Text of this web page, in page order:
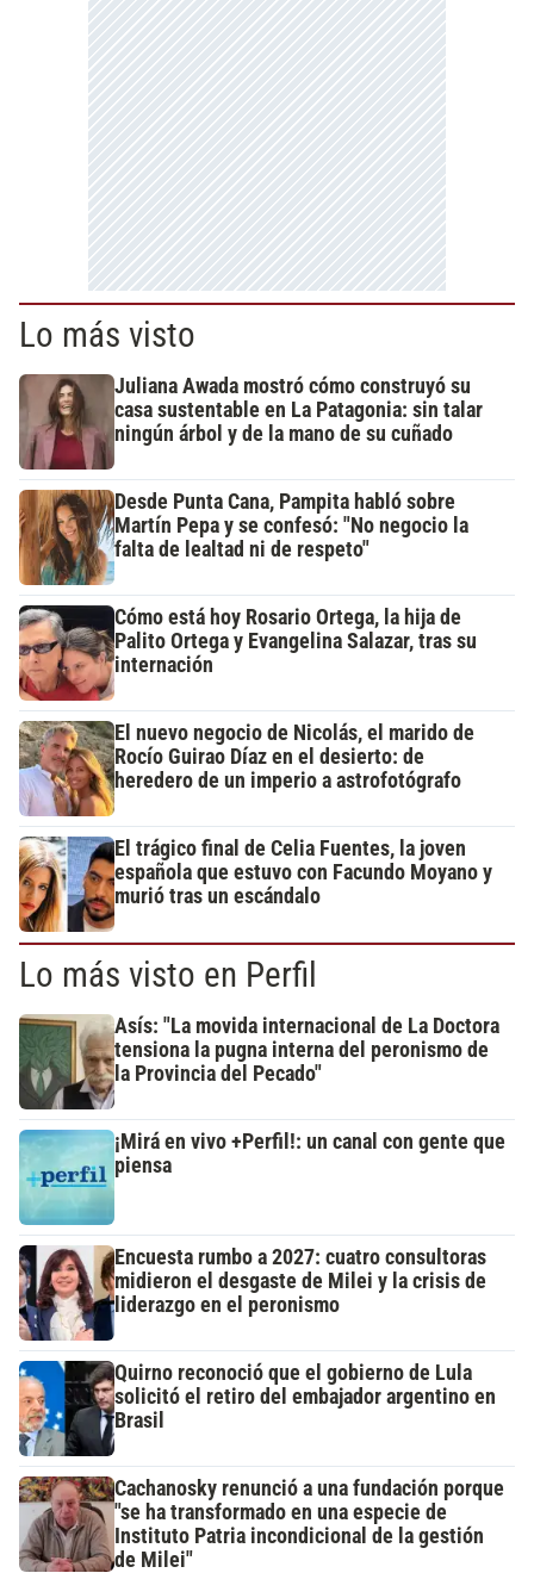
Lo más visto
Juliana Awada mostró cómo construyó su
casa sustentable en La Patagonia: sin talar
ningún árbol y de la mano de su cuñado
Desde Punta Cana, Pampita habló sobre
Martín Pepa y se confesó: "No negocio la
falta de lealtad ni de respeto"
Cómo está hoy Rosario Ortega, la hija de
Palito Ortega y Evangelina Salazar, tras su
internación
El nuevo negocio de Nicolás, el marido de
Rocío Guirao Díaz en el desierto: de
heredero de un imperio a astrofotógrafo
El trágico final de Celia Fuentes, la joven
española que estuvo con Facundo Moyano y
murió tras un escándalo
Lo más visto en Perfil
Asís: "La movida internacional de La Doctora
tensiona la pugna interna del peronismo de
la Provincia del Pecado"
¡Mirá en vivo +Perfil!: un canal con gente que
piensa
Encuesta rumbo a 2027: cuatro consultoras
midieron el desgaste de Milei y la crisis de
liderazgo en el peronismo
Quirno reconoció que el gobierno de Lula
solicitó el retiro del embajador argentino en
Brasil
Cachanosky renunció a una fundación porque
"se ha transformado en una especie de
Instituto Patria incondicional de la gestión
de Milei"